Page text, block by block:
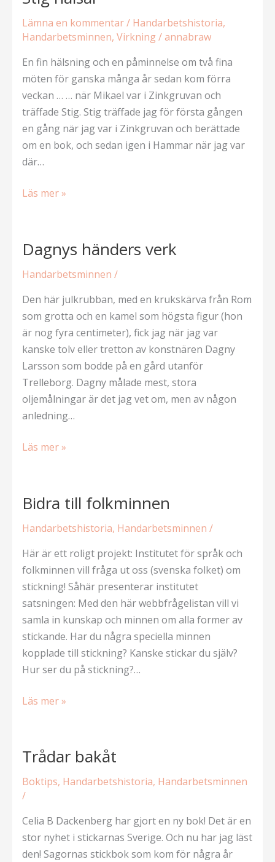
Lämna en kommentar/ Handarbetshistoria,
Handarbetsminnen, Virkning /annabraw
En fin hälsning och en påminnelse om två fina
möten för ganska många år sedan kom förra
veckan … … när Mikael var i Zinkgruvan och
träffade Stig. Stig träffade jag för första gången
en gång när jag var i Zinkgruvan och berättade
om en bok, och sedan igen i Hammar när jag var
där…
Stig
Läs mer »
Dagnys händers verk
Handarbetsminnen /
Den här julkrubban, med en krukskärva från Rom
som grotta och en kamel som högsta figur (hon
är nog fyra centimeter), fick jag när jag var
kanske tolv eller tretton av konstnären Dagny
Larsson som bodde på en gård utanför
Trelleborg. Dagny målade mest, stora
oljemålningar är det jag vet om, men av någon
anledning…
Dagnys
Läs mer »
Bidra till folkminnen
Handarbetshistoria, Handarbetsminnen /
Här är ett roligt projekt: Institutet för språk och
folkminnen vill fråga ut oss (svenska folket) om
stickning! Såhär presenterar institutet
satsningen: Med den här webbfrågelistan vill vi
samla in kunskap och minnen om alla former av
stickande. Har du några speciella minnen
kopplade till stickning? Kanske stickar du själv?
Hur ser du på stickning?…
Bidra
Läs mer »
Trådar bakåt
Boktips, Handarbetshistoria, Handarbetsminnen
/
Celia B Dackenberg har gjort en ny bok! Det är en
stor nyhet i stickarnas Sverige. Och nu har jag läst
den! Sagornas stickbok som kom för några år